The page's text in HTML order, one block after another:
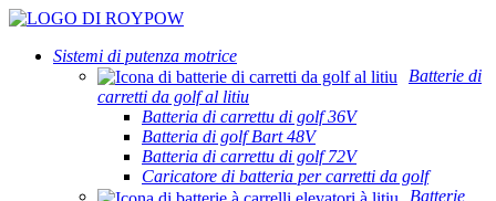
Sistemi di putenza motrice
Batterie di
carretti da golf al litiu
Batteria di carrettu di golf 36V
Batteria di golf Bart 48V
Batteria di carrettu di golf 72V
Caricatore di batteria per carretti da golf
Batterie